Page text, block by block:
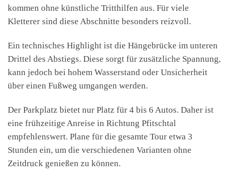
kommen ohne künstliche Tritthilfen aus. Für viele
Kletterer sind diese Abschnitte besonders reizvoll.
Ein technisches Highlight ist die Hängebrücke im unteren
Drittel des Abstiegs. Diese sorgt für zusätzliche Spannung,
kann jedoch bei hohem Wasserstand oder Unsicherheit
über einen Fußweg umgangen werden.
Der Parkplatz bietet nur Platz für 4 bis 6 Autos. Daher ist
eine frühzeitige Anreise in Richtung Pfitschtal
empfehlenswert. Plane für die gesamte Tour etwa 3
Stunden ein, um die verschiedenen Varianten ohne
Zeitdruck genießen zu können.